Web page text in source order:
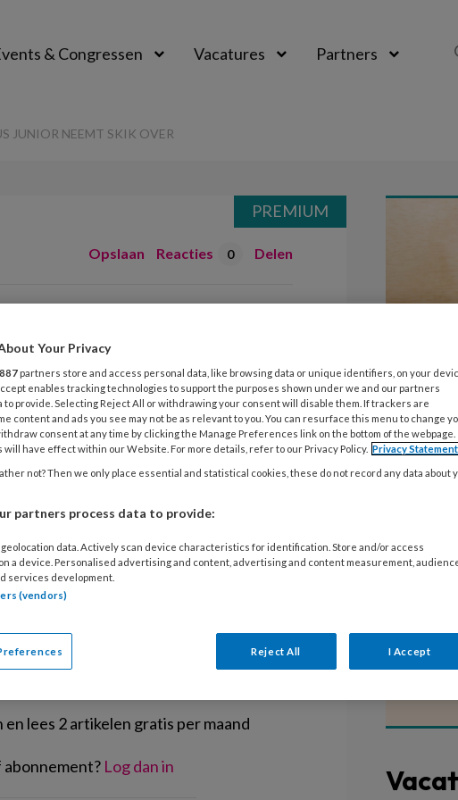
& Congressen Vacatures Partners
JUNIOR NEEMT SKIK OVER
Opslaan Reacties 0 Delen
Junior
Tubbergen is overgenomen door
van kinderopvangorganisatie
4Kids. Het gaat om acht
open blijven. Werknemers
lezen?
lees 2 artikelen gratis per maand
Log dan in
PREMIUM
per
Dat is
aan
Your Privacy
887 partners store and access personal data, like browsing data or unique identifiers, on your
enables tracking technologies to support the purposes shown under we and our partners
to provide. Selecting Reject All or withdrawing your consent will disable them. If trackers are
content and ads you see may not be as relevant to you. You can resurface this menu to change
consent at any time by clicking the Manage Preferences link on the bottom of the webpage.
will have effect within our Website. For more details, refer to our Privacy Policy. Privacy Statement
not? Then we only place essential and statistical cookies, these do not record any data about
partners process data to provide:
data. Actively scan device characteristics for identification. Store and/or access
a device. Personalised advertising and content, advertising and content measurement,
services development.
(vendors)
Reject All I Accept